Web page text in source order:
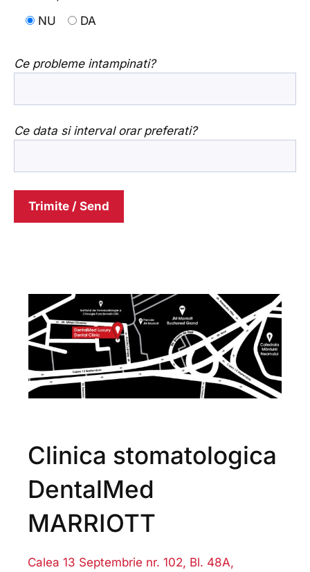
NU
DA
Ce probleme intampinati?
Ce data si interval orar preferati?
Clinica stomatologica
DentalMed
MARRIOTT
Calea 13 Septembrie nr. 102, Bl. 48A,